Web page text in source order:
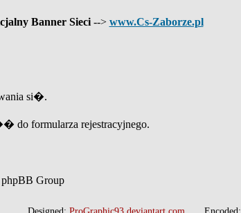
Banner Sieci --> www.Cs-Zaborze.pl
si�.
do formularza rejestracyjnego.
Group